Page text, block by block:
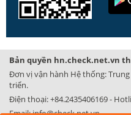
Bản quyền hn.check.net.vn
Đơn vị vận hành Hệ thống:
triển.
Điện thoại:+84.2435406169-